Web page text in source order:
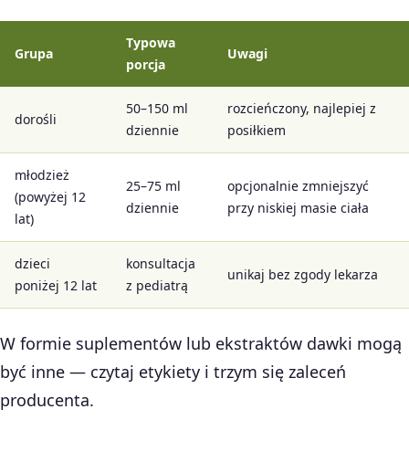
Grupa
Typowa
porcja
Uwagi
dorośli
50–150 ml
dziennie
rozcieńczony, najlepiej z
posiłkiem
młodzież
(powyżej 12
lat)
25–75 ml
dziennie
opcjonalnie zmniejszyć
przy niskiej masie ciała
dzieci
poniżej 12 lat
konsultacja
z pediatrą
unikaj bez zgody lekarza
W formie suplementów lub ekstraktów dawki mogą
być inne — czytaj etykiety i trzym się zaleceń
producenta.